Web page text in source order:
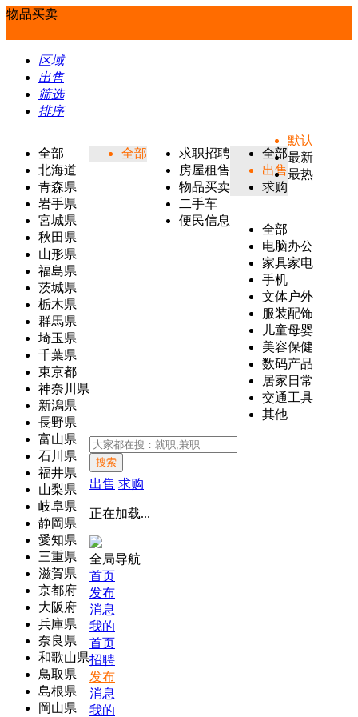
物品买卖
区域
出售
筛选
排序
全部
北海道
青森県
岩手県
宮城県
秋田県
山形県
福島県
茨城県
栃木県
群馬県
埼玉県
千葉県
東京都
神奈川県
新潟県
長野県
富山県
石川県
福井県
山梨県
岐阜県
静岡県
愛知県
三重県
滋賀県
京都府
大阪府
兵庫県
奈良県
和歌山県
鳥取県
島根県
岡山県
全部
求职招聘
房屋租售
物品买卖
二手车
便民信息
全部
出售
求购
全部
电脑办公
家具家电
手机
文体户外
服装配饰
儿童母婴
美容保健
数码产品
居家日常
交通工具
其他
默认
最新
最热
搜索
出售 求购
正在加载...
全局导航
首页
发布
消息
我的
首页
招聘
发布
消息
我的